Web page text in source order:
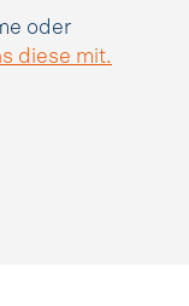
oder
diese mit.